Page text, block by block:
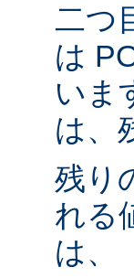
二つ
は
いま
は、
残り
れる
は、